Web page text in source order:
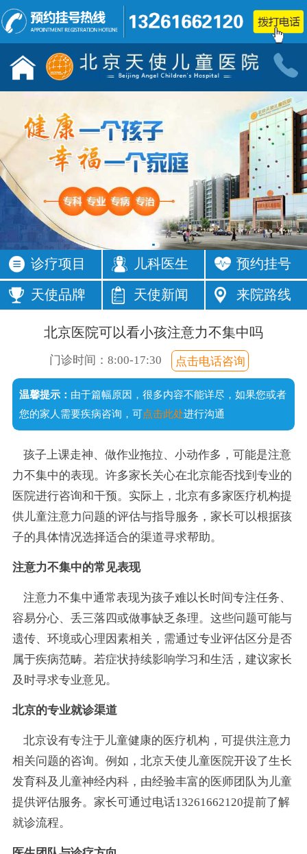
儿童发育行为科门诊
多动症 抽动症
发育迟缓
语言障碍
遗尿症
矮小症
自闭症
注意力不集
中
按症状
活动过多 频繁眨眼
发育落后
成绩差
小儿神经
按病种
智力低下
智力发育
缓
癫痫
按症状
不爱说话
常流口水
足外翻
诊疗项目 儿科医生 预约挂号
天使品牌 天使新闻 来院路线
北京医院可以看小孩注意力不集中吗
门诊时间：8:00-17:30 点击电话咨询
温馨提示： 由于篇幅原因，很多内容不能详尽，如果您或者
您的家人需要疾病咨询，可点击此处进行沟通
孩子上课走神、做作业拖拉、小动作多，可能是注意
力不集中的表现。许多家长关心在北京能否找到专业的
医院进行咨询和干预。实际上，北京有多家医疗机构提
供儿童注意力问题的评估与指导服务，家长可以根据孩
子的具体情况选择适合的渠道寻求帮助。
注意力不集中的常见表现
注意力不集中通常表现为孩子难以长时间专注任务、
容易分心、丢三落四或做事缺乏条理。这些问题可能与
遗传、环境或心理因素相关，需通过专业评估区分是否
属于疾病范畴。若症状持续影响学习和生活，建议家长
及时寻求专业意见。
北京的专业就诊渠道
北京设有专注于儿童健康的医疗机构，可提供注意力
相关问题的咨询。例如，北京天使儿童医院开设了生长
发育科及儿童神经内科，由经验丰富的医师团队为儿童
提供评估服务。家长可通过电话13261662120提前了解
就诊流程。